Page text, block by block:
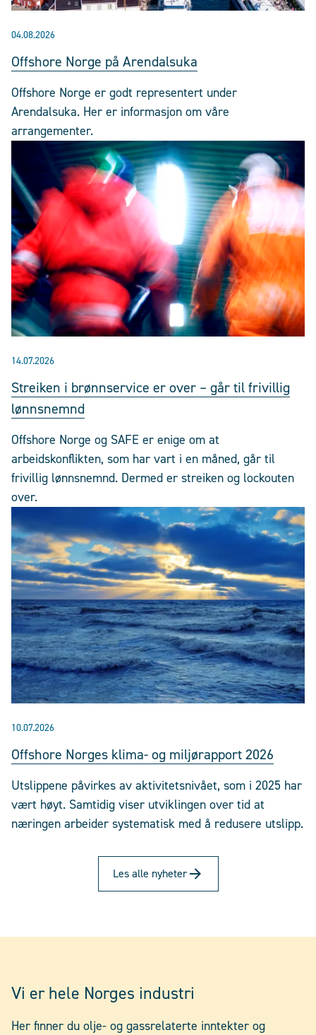
04.08.2026
Offshore Norge på Arendalsuka
Offshore Norge er godt representert under
Arendalsuka. Her er informasjon om våre
arrangementer.
14.07.2026
Streiken i brønnservice er over – går til frivillig
lønnsnemnd
Offshore Norge og SAFE er enige om at
arbeidskonflikten, som har vart i en måned, går til
frivillig lønnsnemnd. Dermed er streiken og lockouten
over.
10.07.2026
Offshore Norges klima- og miljørapport 2026
Utslippene påvirkes av aktivitetsnivået, som i 2025 har
vært høyt. Samtidig viser utviklingen over tid at
næringen arbeider systematisk med å redusere utslipp.
Les alle nyheter
Vi er hele Norges industri
Her finner du olje- og gassrelaterte inntekter og